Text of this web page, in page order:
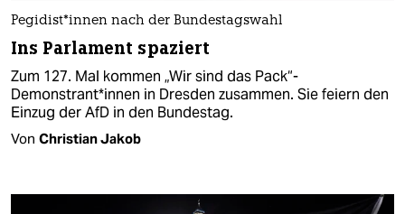
Pegidist*innen nach der Bundestagswahl
Ins Parlament spaziert
Zum 127. Mal kommen „Wir sind das Pack“-
Demonstrant*innen in Dresden zusammen. Sie feiern den
Einzug der AfD in den Bundestag.
Von Christian Jakob